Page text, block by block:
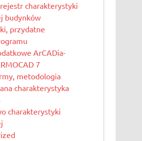
charakterystyki
budynków
przydatne
ArCADia-
7
metodologia
charakterystyka
charakterystyki